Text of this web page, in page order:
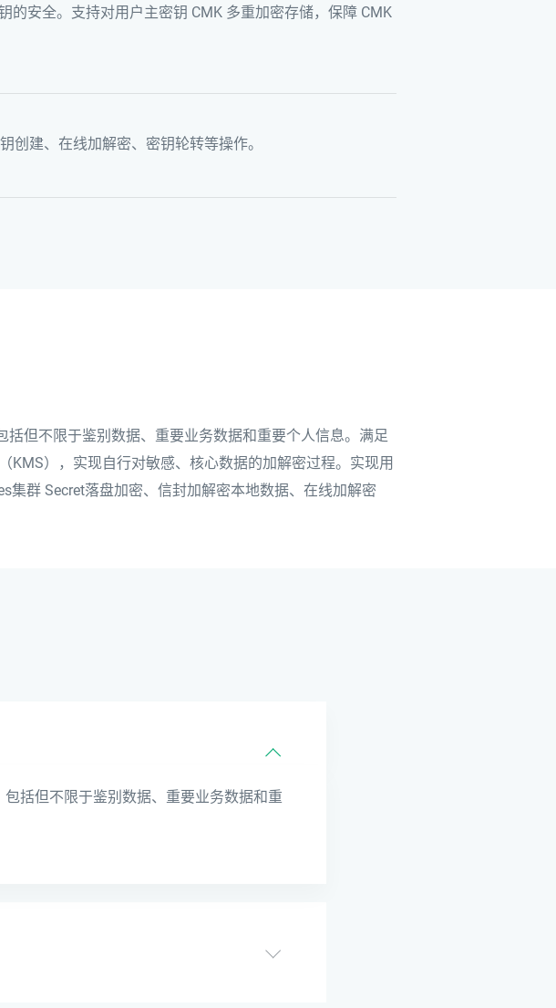
安全。支持对用户主密钥 CMK 多重加密存储，保障 CMK
创建、在线加解密、密钥轮转等操作。
但不限于鉴别数据、重要业务数据和重要个人信息。满足
），实现自行对敏感、核心数据的加解密过程。实现用
集群 Secret落盘加密、信封加解密本地数据、在线加解密
括但不限于鉴别数据、重要业务数据和重